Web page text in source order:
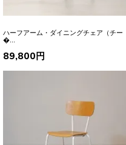
ハーフアーム・ダイニングチェア（チー
�...
89,800円